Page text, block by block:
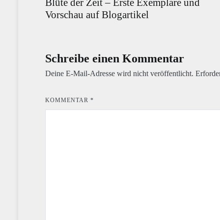
Blüte der Zeit – Erste Exemplare und
Vorschau auf Blogartikel
Schreibe einen Kommentar
Deine E-Mail-Adresse wird nicht veröffentlicht.
KOMMENTAR *